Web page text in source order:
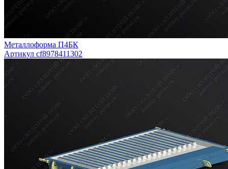
Металлоформа П4БК
Артикул cf8978411302